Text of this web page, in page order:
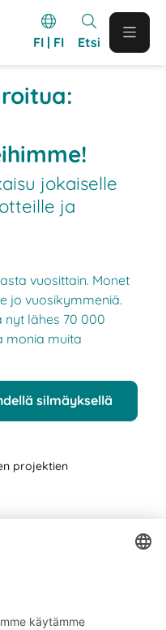
FI | FI Etsi
jokaiselle
ja
vuosittain. Monet
jo vuosikymmeniä.
nyt lähes 70 000
monia muita
silmäyksellä
projektien